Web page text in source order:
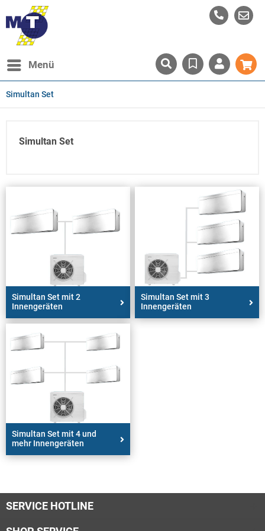
Menü
Simultan Set
Simultan Set
Simultan Set mit 2
Innengeräten
Simultan Set mit 3
Innengeräten
Simultan Set mit 4 und
mehr Innengeräten
SERVICE HOTLINE